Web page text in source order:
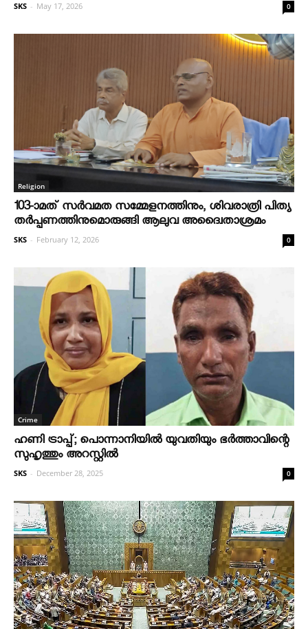
SKS - May 17, 2026 0
Religion
103-ാമത് സർവമത സമ്മേളനത്തിനും, ശിവരാത്രി പിത്യ
തർപ്പണത്തിനുമൊരുങ്ങി ആലുവ അദ്വൈതാശ്രമം
SKS - February 12, 2026 0
Crime
ഹണി ട്രാപ്പ്; പൊന്നാനിയില്‍ യുവതിയും ഭര്‍ത്താവിന്റെ
സുഹൃത്തും അറസ്റ്റില്‍
SKS - December 28, 2025 0